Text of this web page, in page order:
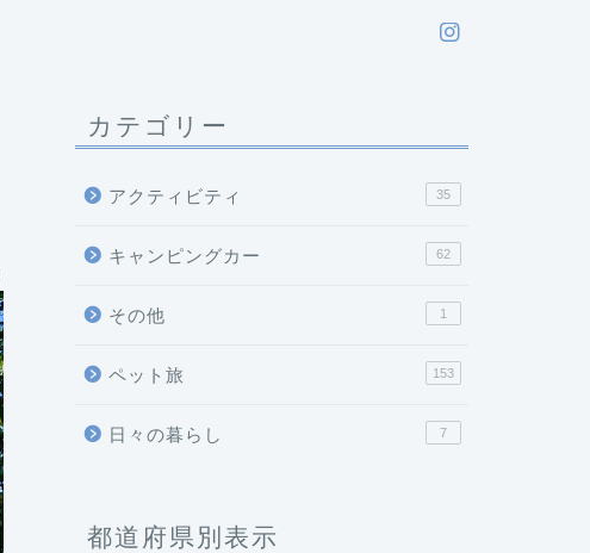
カテゴリー
アクティビティ 35
キャンピングカー 62
その他 1
ペット旅 153
日々の暮らし 7
都道府県別表示